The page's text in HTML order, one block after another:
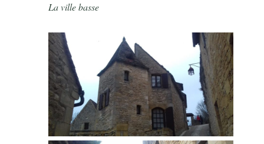
La ville basse